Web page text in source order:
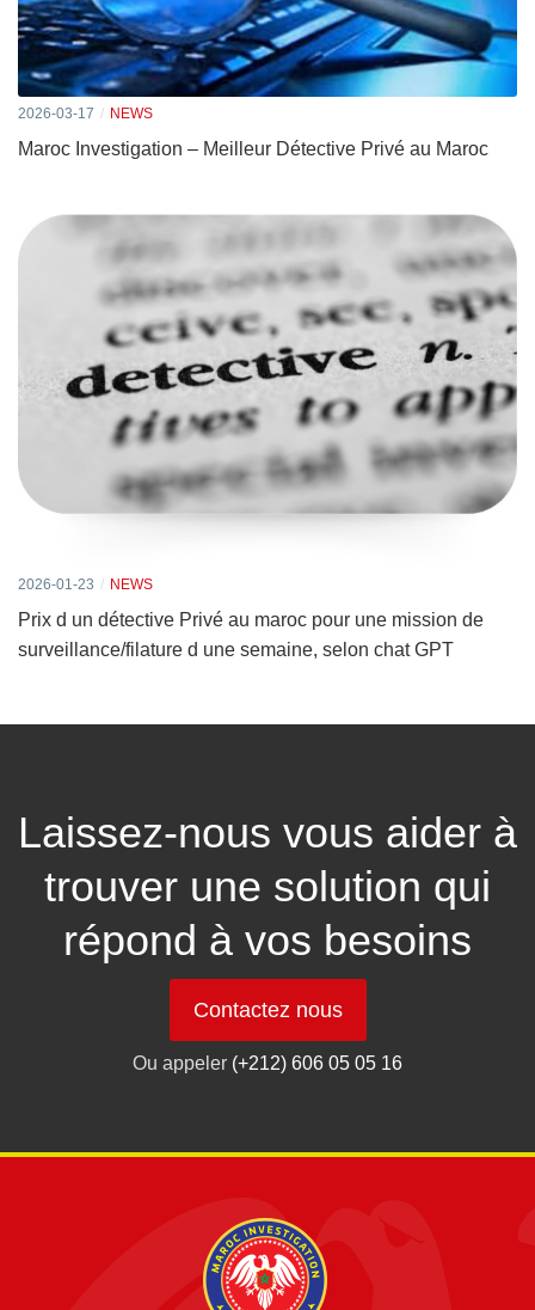
2026-03-17 NEWS
Maroc Investigation – Meilleur Détective Privé au Maroc
2026-01-23 NEWS
Prix d un détective Privé au maroc pour une mission de
surveillance/filature d une semaine, selon chat GPT
Laissez-nous vous aider à
trouver une solution qui
répond à vos besoins
Contactez nous
Ou appeler (+212) 606 05 05 16